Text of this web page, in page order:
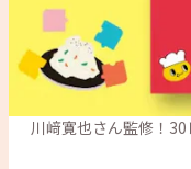
川﨑寛也さん監修！